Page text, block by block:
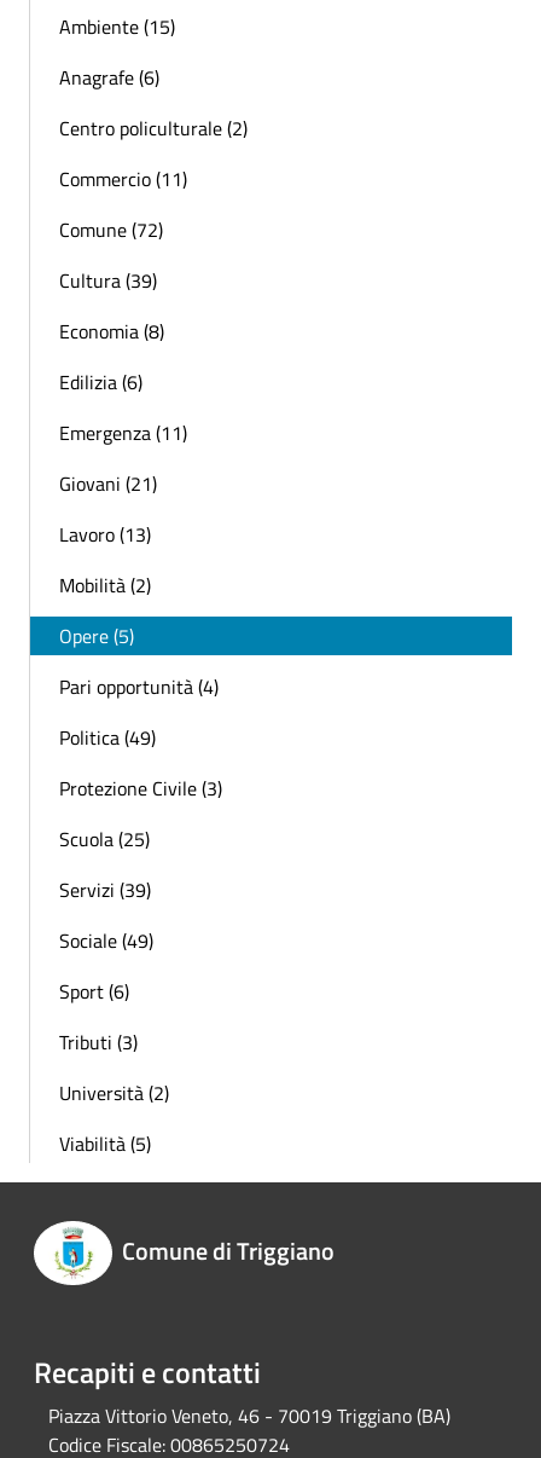
Ambiente (15)
Anagrafe (6)
Centro policulturale (2)
Commercio (11)
Comune (72)
Cultura (39)
Economia (8)
Edilizia (6)
Emergenza (11)
Giovani (21)
Lavoro (13)
Mobilità (2)
Opere (5)
Pari opportunità (4)
Politica (49)
Protezione Civile (3)
Scuola (25)
Servizi (39)
Sociale (49)
Sport (6)
Tributi (3)
Università (2)
Viabilità (5)
Comune di Triggiano
Recapiti e contatti
Piazza Vittorio Veneto, 46 - 70019 Triggiano (BA)
Codice Fiscale:00865250724